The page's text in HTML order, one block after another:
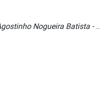
Nogueira Batista -...